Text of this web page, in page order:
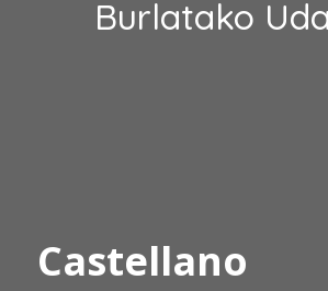
Burlatako
Castellano